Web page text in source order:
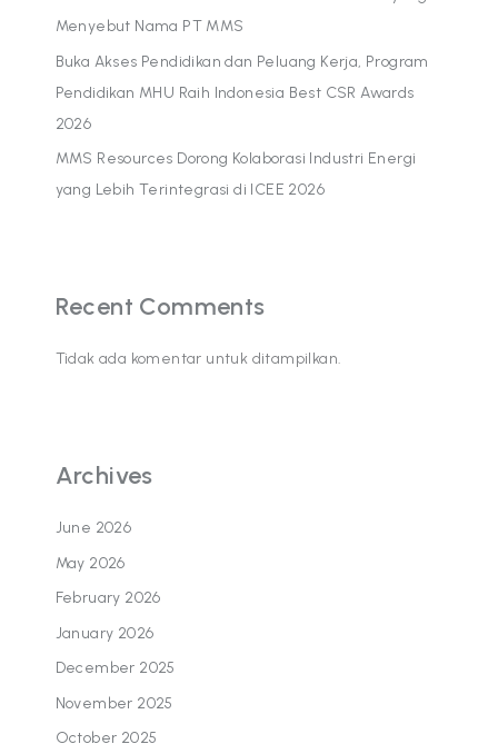
Menyebut Nama PT MMS
Buka Akses Pendidikan dan Peluang Kerja, Program
Pendidikan MHU Raih Indonesia Best CSR Awards
2026
MMS Resources Dorong Kolaborasi Industri Energi
yang Lebih Terintegrasi di ICEE 2026
Recent Comments
Tidak ada komentar untuk ditampilkan.
Archives
June 2026
May 2026
February 2026
January 2026
December 2025
November 2025
October 2025